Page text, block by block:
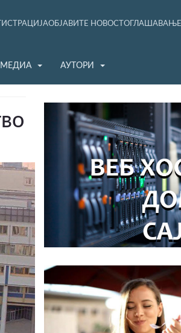
ОБЈАВИТЕ НОВОСТ ОГЛАШАВАЊЕ
АУТОРИ